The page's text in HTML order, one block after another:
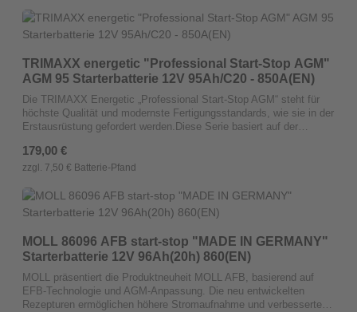
TRIMAXX energetic "Professional Start-Stop AGM"
AGM 95 Starterbatterie 12V 95Ah/C20 - 850A(EN)
Die TRIMAXX Energetic „Professional Start-Stop AGM“ steht für
höchste Qualität und modernste Fertigungsstandards, wie sie in der
Erstausrüstung gefordert werden.Diese Serie basiert auf der
Batterien absolut wartungsfrei sind und eine lange Lagerfähigkeit
aufweisen. Dank der innovativen X-Frame-Plus-Gitterstruktur bieten
herkömmlichen Modellen. Das ermöglicht eine höhere
Ladungsaufnahme und eine stabilere Kapazität, selbst bei
intensiver Nutzung.Der spezielle Labyrinth-Deckel entspricht den
Anforderungen der deutschen Automobilindustrie und sorgt durch
Gas-Kondensation und Flüssigkeitsrückführung für eine SMF
(Sealed Maintenance Free) Ausführung. Zudem sind unsere
Batterien für die erhöhte Ladespannung bis zu 14,8 Volt
ausgelegt.Mit originaler Erstausrüster-Qualität überzeugen die
TRIMAXX Batterien durch ihre Langlebigkeit, Leistung und
Regulärer Preis:
179,00 €
zzgl. 7,50 € Batterie-Pfand
MOLL 86096 AFB start-stop "MADE IN GERMANY"
Starterbatterie 12V 96Ah(20h) 860(EN)
MOLL präsentiert die Produktneuheit MOLL AFB, basierend auf
EFB-Technologie und AGM-Anpassung. Die neu entwickelten
Rezepturen ermöglichen höhere Stromaufnahme und verbesserte